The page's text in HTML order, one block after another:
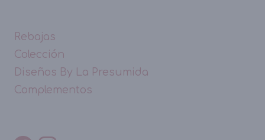
Rebajas
Colección
Diseños By La Presumida
Complementos